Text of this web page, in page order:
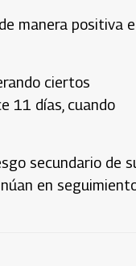
manera positiva
ciertos
11 días, cuando
secundario de
en